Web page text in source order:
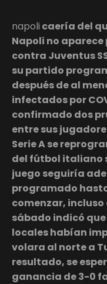
napoli caería del
Napoli no
contra Juventus
su partido
después de al
infectados por
confirmado dos
entre sus
Serie A se
del fútbol italiano
juego seguiría
programado
comenzar, incluso
sábado indicó
locales habían
volara al norte a
resultado, se
ganancia de 3-0